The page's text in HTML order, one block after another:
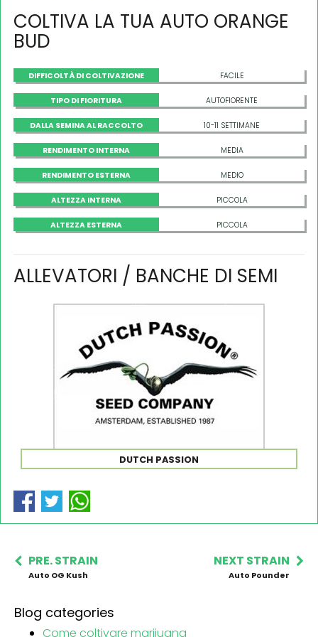
COLTIVA LA TUA AUTO ORANGE
BUD
DIFFICOLTÀ DI COLTIVAZIONE FACILE
TIPO DI FIORITURA AUTOFIORENTE
DALLA SEMINA AL RACCOLTO 10-11 SETTIMANE
RENDIMENTO INTERNA MEDIA
RENDIMENTO ESTERNA MEDIO
ALTEZZA INTERNA PICCOLA
ALTEZZA ESTERNA PICCOLA
ALLEVATORI / BANCHE DI SEMI
DUTCH PASSION
PRE. STRAIN
Auto OG Kush
NEXT STRAIN
Auto Pounder
Blog categories
Come coltivare marijuana